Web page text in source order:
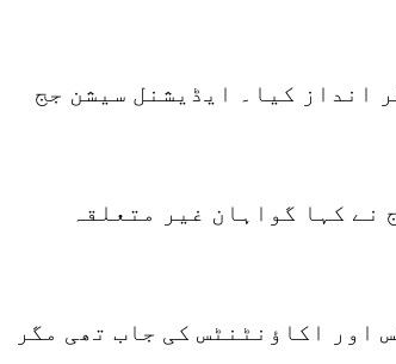
انداز کیا۔ ایڈیشنل سیشن جج
کہا گواہان غیر متعلقہ
اور اکاؤنٹنٹس کی جاب تھی مگر